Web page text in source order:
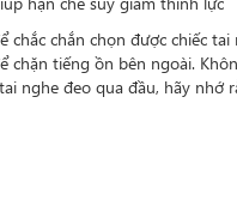
chắn chọn được chiếc
tiếng ồn bên ngoài.
nghe đeo qua đầu, hãy nhớ